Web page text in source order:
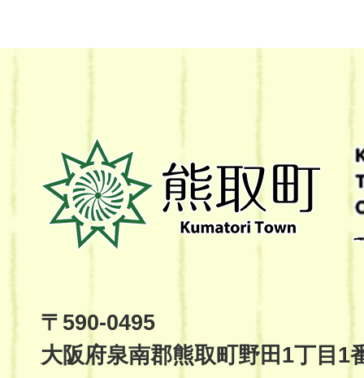
熊
取
町
Kumatori
Site
〒590-0495
大阪府泉南郡熊取町野田1丁目1